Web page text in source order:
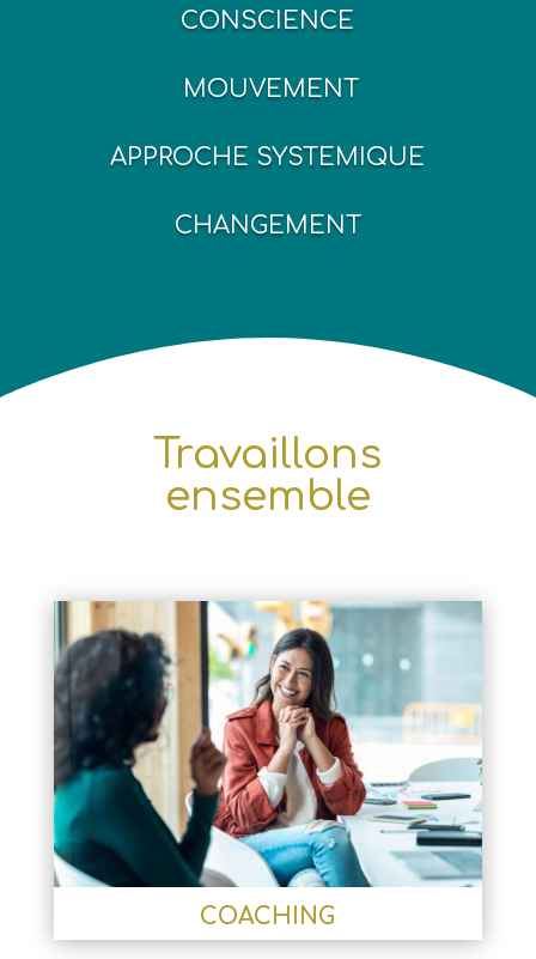
CONSCIENCE
MOUVEMENT
APPROCHE SYSTEMIQUE
CHANGEMENT
Travaillons
ensemble
COACHING